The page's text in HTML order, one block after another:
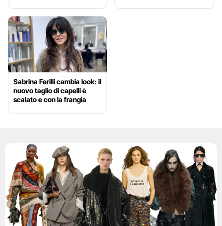
Sabrina Ferilli cambia look: il
nuovo taglio di capelli è
scalato e con la frangia